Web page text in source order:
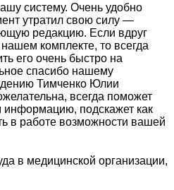
систему. Очень удобно
утратил свою силу —
редакцию. Если вдруг
комплекте, то всегда
его очень быстро на
спасибо нашему
Тимченко Юлии
всегда поможет
подскажет как
в работе возможности вашей
в медицинской организации,